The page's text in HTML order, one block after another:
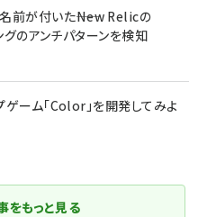
前が付いた――New Relicの
のアンチパターンを検知
ゲーム「Color」を開発してみよ
をもっと見る